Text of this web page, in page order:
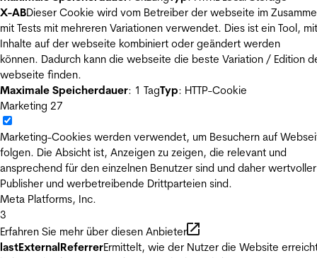
X-ABDieser Cookie wird vom Betreiber der webseite im
mit Tests mit mehreren Variationen verwendet. Dies ist ein Tool,
Inhalte auf der webseite kombiniert oder geändert werden
können. Dadurch kann die webseite die beste Variation / Edition
webseite finden.
Maximale Speicherdauer: 1 TagTyp: HTTP-Cookie
Marketing 27
Marketing-Cookies werden verwendet, um Besuchern auf
folgen. Die Absicht ist, Anzeigen zu zeigen, die relevant und
ansprechend für den einzelnen Benutzer sind und daher
Publisher und werbetreibende Drittparteien sind.
Meta Platforms, Inc.
3
Erfahren Sie mehr über diesen Anbieter
lastExternalReferrerErmittelt, wie der Nutzer die Website